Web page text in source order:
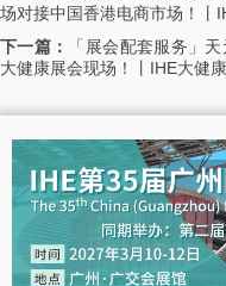
场对接中国香港电商市场！丨
下一篇：
「展会配套服务」
大健康展会现场！丨IHE大健